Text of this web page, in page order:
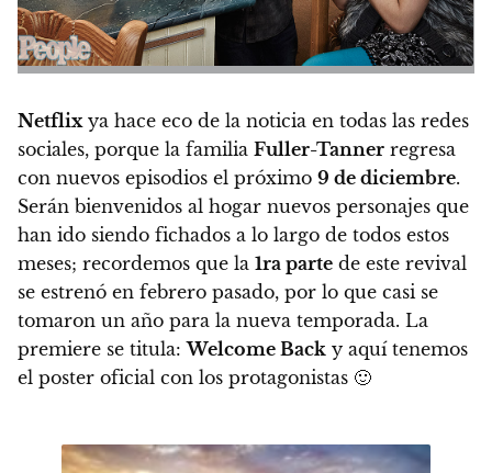
Netflixya hace eco de la noticia en todas las redes
sociales, porque la familia Fuller-Tanner regresa
con nuevos episodios el próximo 9 de diciembre.
Serán bienvenidos al hogar nuevos personajes que
han ido siendo fichados a lo largo de todos estos
meses; recordemos que la 1ra parte de este revival
se estrenó en febrero pasado, por lo que casi se
tomaron un año para la nueva temporada. La
premiere se titula:Welcome Back y aquí tenemos
el poster oficial con los protagonistas 🙂